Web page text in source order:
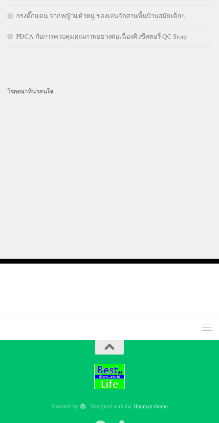
กรงตั๊กแตน จากหญ้าแห้วหมู ของเล่นจักสานพื้นบ้านสมัยเด็กๆ
PDCA กับการควบคุมคุณภาพอย่างต่อเนื่องคิวซีสตอรี่ QC Story
โฆษณาที่น่าสนใจ
Powered by - Designed with theHueman theme